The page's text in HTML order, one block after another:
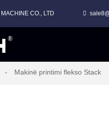
CO., LTD
Makinë printimi flekso Stack